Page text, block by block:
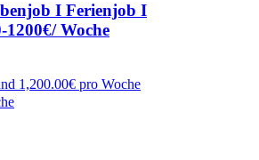
I Ferienjob I
Woche
1,200.00€ pro Woche